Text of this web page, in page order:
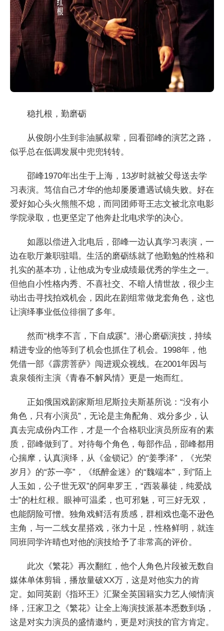
稳扎根，勤磨砺
从俊朗小生到非油腻叔辈，回看邵峰的演艺之路，
似乎总在低调发展中兜兜转转。
邵峰1970年出生于上海，13岁时就被父母送去学
习表演。笃信自己才华的他却屡屡遭遇试镜失败。好在
爱好如心头火熊熊不熄，而同团师哥王志文被北京电影
学院录取，也更坚定了他奔赴北电求学的决心。
如愿以偿进入北电后，邵峰一边认真学习表演，一
边在歌厅兼职驻唱。生活的磨砺练就了他勤勉的性格和
扎实的基本功，让他成为专业成绩最优秀的学生之一。
但他自小性格内秀、不喜社交、不暗人情世故，很少主
动出击寻找拍戏机会，因此在剧组常做龙套角色，这也
让演绎事业低位徘徊了多年。
然而“桃李不言，下自成蹊”。潜心磨砺演技，持续
精进专业的他等到了机会也抓住了机会。1998年，他
凭借一部《霹雳菩萨》闯进观众视线。在2001年因与
袁泉领衔主演《青春不解风情》更是一炮而红。
正如俄国戏剧家斯坦尼斯拉夫斯基所说：“没有小
角色，只有小演员”，无论是主角配角、戏分多少，认
真去完成份内工作，才是一个合格职业演员所应有的素
质，邵峰做到了。对待每个角色，每部作品，邵峰都用
心揣摩，认真演绎，从《金锁记》的“姜季泽”，《光荣
岁月》的“苏一亭”，《纸醉金迷》的“魏端本”，到”陌上
人玉如，公子世无双”的阿卑罗王，“西装暴徒，纯爱战
士”的杜红根。眼神可温柔，也可邪魅，可三好无双，
也能阴险可憎。独角戏鲜活有质感，群相戏也毫不逊色
主角，与一二线女星搭戏，张力十足，性格鲜明，就连
同班同学许晴也对他的演技给予了非常高的评价。
此次《繁花》再次翻红，他个人角色片段被无数自
媒体单体剪辑，播放量破XX万，这是对他实力的肯
定。如同英剧《指环王》汇聚全英国籍实力艺人倾情演
绎，汪家卫之《繁花》让全上海演技派基本悉数到场，
这是对实力演员的盛情邀约，更是对演技的官方肯定。